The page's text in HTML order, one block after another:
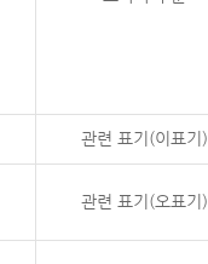
관련 표기(이표기)
관련 표기(오표기)